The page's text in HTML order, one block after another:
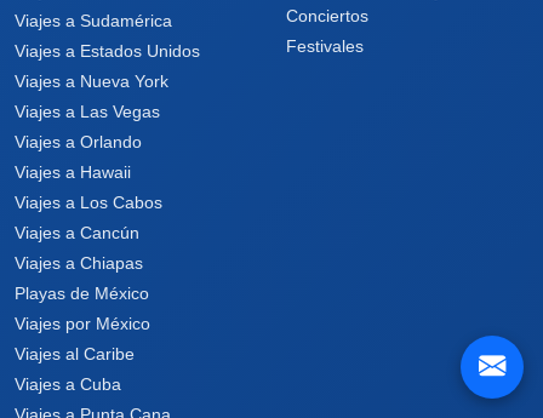
Viajes a Sudamérica
Viajes a Estados Unidos
Viajes a Nueva York
Viajes a Las Vegas
Viajes a Orlando
Viajes a Hawaii
Viajes a Los Cabos
Viajes a Cancún
Viajes a Chiapas
Playas de México
Viajes por México
Viajes al Caribe
Viajes a Cuba
Conciertos
Festivales